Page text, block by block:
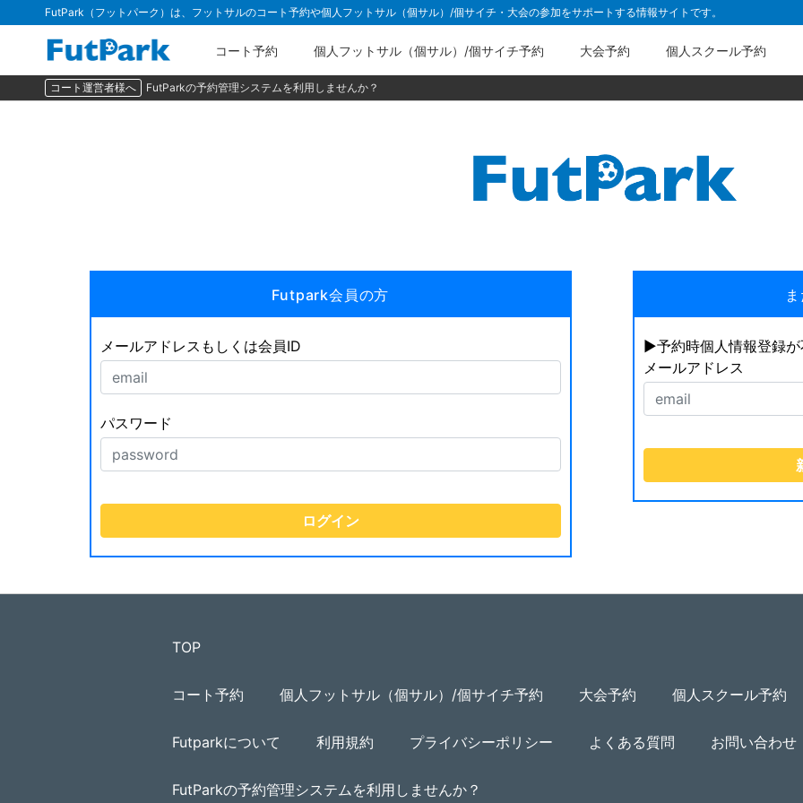
FutPark（フットパーク）は、フットサルのコート予約や個人フットサル（個サル）/個サイチ・大会の参加をサポートする情報サイトです。
コート予約 個人フットサル（個サル）/個サイチ予約 大会予約 個人スクール予約
コート運営者様へ FutParkの予約管理システムを利用しませんか？
Futpark会員の方
メールアドレスもしくは会員ID
パスワード
▶︎予約時個人情報登録
メールアドレス
TOP
コート予約 個人フットサル（個サル）/個サイチ予約 大会予約 個人スクール予約
Futparkについて 利用規約 プライバシーポリシー よくある質問 お問い合わせ
FutParkの予約管理システムを利用しませんか？